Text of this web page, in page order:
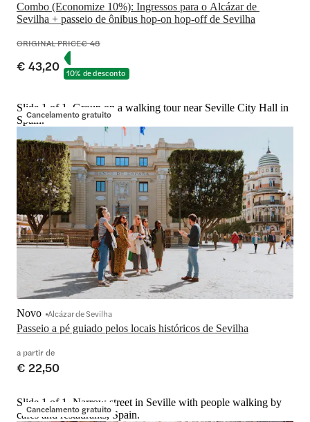
Combo (Economize 10%): Ingressos para o Alcázar de
Sevilha + passeio de ônibus hop-on hop-off de Sevilha
ORIGINAL PRICE€ 48
€ 43,20 10% de desconto
Cancelamento gratuito
Slide 1 of 1, Group on a walking tour near Seville City Hall in
Spain.
Passeio a pé guiado pelos locais históricos de Sevilha
Novo Alcázar de Sevilha
a partir de
€ 22,50
Cancelamento gratuito
Slide 1 of 1, Narrow street in Seville with people walking by
cafes and restaurants, Spain.